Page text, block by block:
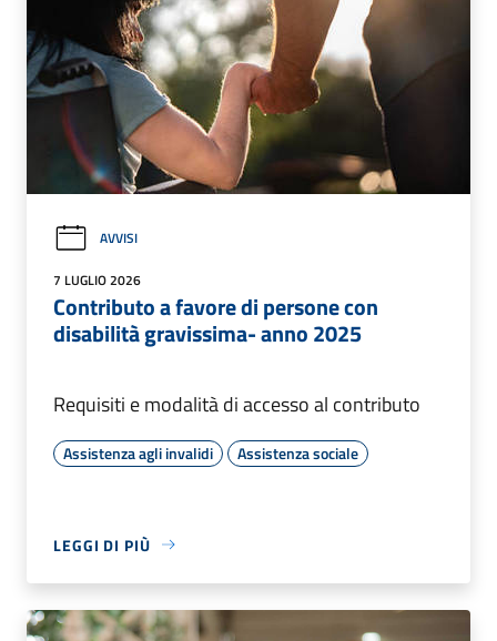
AVVISI
7 LUGLIO 2026
Contributo a favore di persone con
disabilità gravissima- anno 2025
Requisiti e modalità di accesso al contributo
Assistenza agli invalidi Assistenza sociale
LEGGI DI PIÙ